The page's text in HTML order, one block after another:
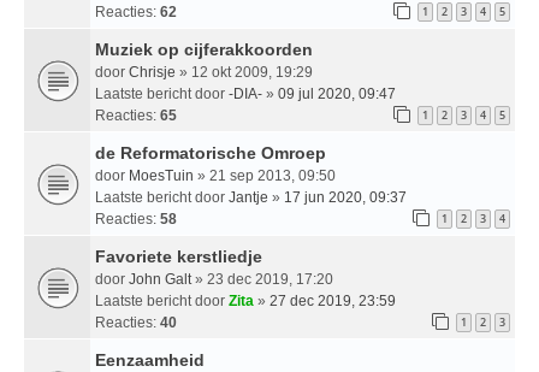
Reacties: 62 1 2 3 4 5
Muziek op cijferakkoorden
door Chrisje » 12 okt 2009, 19:29
Laatste bericht door -DIA- » 09 jul 2020, 09:47
Reacties: 65 1 2 3 4 5
de Reformatorische Omroep
door MoesTuin » 21 sep 2013, 09:50
Laatste bericht door Jantje » 17 jun 2020, 09:37
Reacties: 58 1 2 3 4
Favoriete kerstliedje
door John Galt » 23 dec 2019, 17:20
Laatste bericht door Zita » 27 dec 2019, 23:59
Reacties: 40 1 2 3
Eenzaamheid